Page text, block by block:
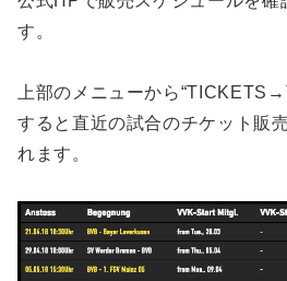
す。
上部のメニューから
すると直近の試合のチケット販
れます。